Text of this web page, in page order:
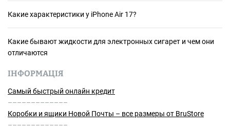
Какие характеристики у iPhone Air 17?
Какие бывают жидкости для электронных сигарет и чем они
отличаются
ІНФОРМАЦІЯ
Самый быстрый онлайн кредит
–––––––––––––
Коробки и ящики Новой Почты – все размеры от BruStore
–––––––––––––